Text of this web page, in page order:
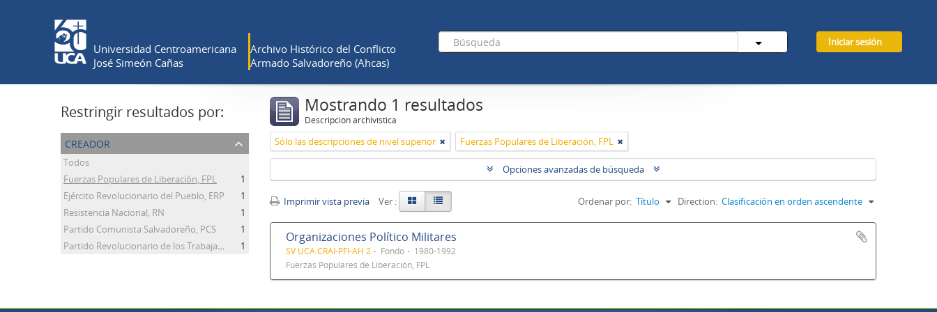
Universidad Centroamericana
José Simeón Cañas
Archivo Histórico del Conflicto
Armado Salvadoreño (Ahcas)
Iniciar sesión
Restringir resultados por:
creador
Todos
Fuerzas Populares de Liberación, FPL
1
Ejército Revolucionario del Pueblo, ERP
1
Resistencia Nacional, RN
1
Partido Comunista Salvadoreño, PCS
1
Partido Revolucionario de los Trabajadores Centroamericanos, PRTC
1
Mostrando 1 resultados
Descripción archivística
Sólo las descripciones de nivel superior Fuerzas Populares de Liberación, FPL
Opciones avanzadas de búsqueda
Imprimir vista previa Ver : Ordenar por: Título Direction: Clasificación en orden ascendente
Organizaciones Político Militares
SV UCA.CRAI-PFI-AH 2 Fondo
1980-1992
Fuerzas Populares de Liberación, FPL